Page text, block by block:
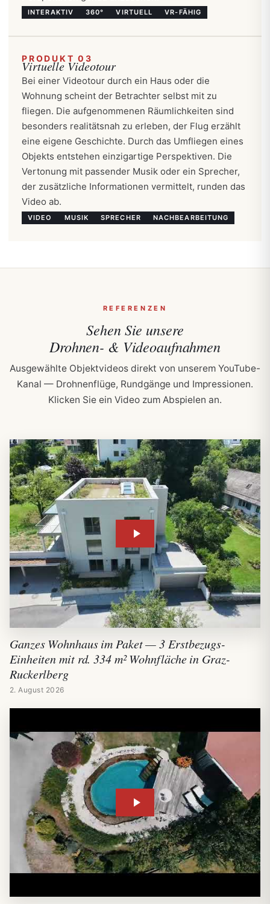
INTERAKTIV 360° VIRTUELL VR-FÄHIG
PRODUKT 03
Virtuelle Videotour
Bei einer Videotour durch ein Haus oder die
Wohnung scheint der Betrachter selbst mit zu
fliegen. Die aufgenommenen Räumlichkeiten sind
besonders realitätsnah zu erleben, der Flug erzählt
eine eigene Geschichte. Durch das Umfliegen eines
Objekts entstehen einzigartige Perspektiven. Die
Vertonung mit passender Musik oder ein Sprecher,
der zusätzliche Informationen vermittelt, runden das
Video ab.
VIDEO MUSIK SPRECHER NACHBEARBEITUNG
REFERENZEN
Sehen Sie unsere
Drohnen- & Videoaufnahmen
Ausgewählte Objektvideos direkt von unserem YouTube-
Kanal — Drohnenflüge, Rundgänge und Impressionen.
Klicken Sie ein Video zum Abspielen an.
Ganzes Wohnhaus im Paket — 3 Erstbezugs-
Einheiten mit rd. 334 m² Wohnfläche in Graz-
Ruckerlberg
2. August 2026